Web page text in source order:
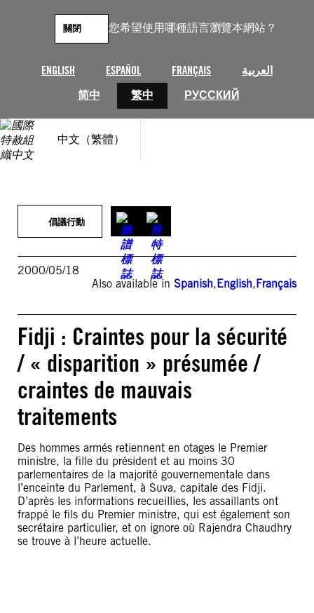
您希望使用哪種語言瀏覽本網站？
ENGLISH ESPAÑOL FRANÇAIS
العربية
简中
繁中 РУССКИЙ
關閉
中文（繁體）
倡議行動
2000/05/18
Also available in Spanish,English,Français
Fidji : Craintes pour la sécurité
/ « disparition » présumée /
craintes de mauvais
traitements
Des hommes armés retiennent en otages le Premier
ministre, la fille du président et au moins 30
parlementaires de la majorité gouvernementale dans
l’enceinte du Parlement, à Suva, capitale des Fidji.
D’après les informations recueillies, les assaillants ont
frappé le fils du Premier ministre, qui est également son
secrétaire particulier, et on ignore où Rajendra Chaudhry
se trouve à l’heure actuelle.